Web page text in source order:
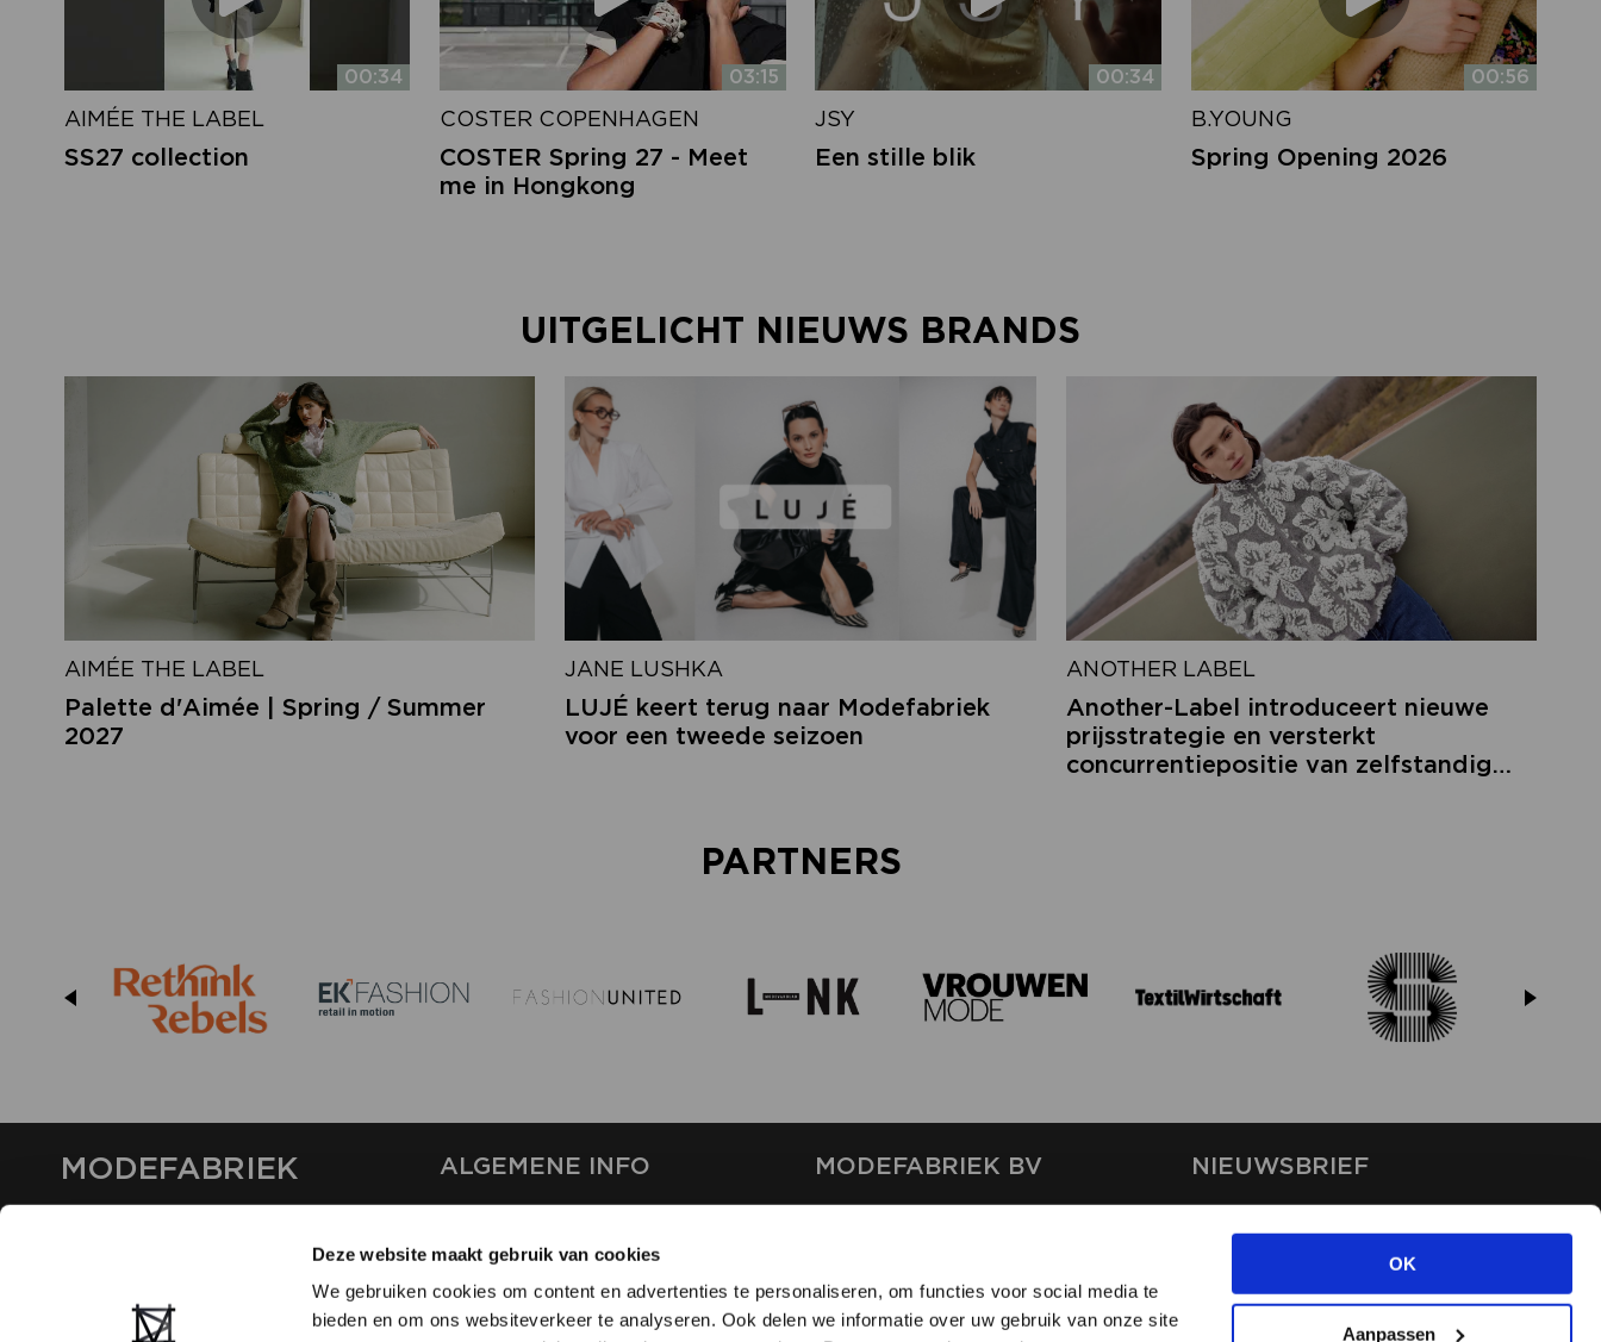
Deze website maakt gebruik van cookies
We gebruiken cookies om content en advertenties te personaliseren, om functies voor social media te
bieden en om ons websiteverkeer te analyseren. Ook delen we informatie over uw gebruik van onze site
OK
Aanpassen
00:34
AIMÉE THE LABEL
SS27 collection
03:15
COSTER COPENHAGEN
COSTER Spring 27 - Meet
me in Hongkong
00:34
JSY
Een stille blik
00:56
B.YOUNG
Spring Opening 2026
UITGELICHT NIEUWS BRANDS
AIMÉE THE LABEL
Palette d'Aimée | Spring / Summer
2027
JANE LUSHKA
LUJÉ keert terug naar Modefabriek
voor een tweede seizoen
ANOTHER LABEL
Another-Label introduceert nieuwe
prijsstrategie en versterkt
concurrentiepositie van zelfstandige
PARTNERS
MODEFABRIEK ALGEMENE INFO
CONTACT
PARTNERS
ADVERTEREN
MODEFABRIEK BV
SHIFT
NIEUWSBRIEF
laatste nieuws via de